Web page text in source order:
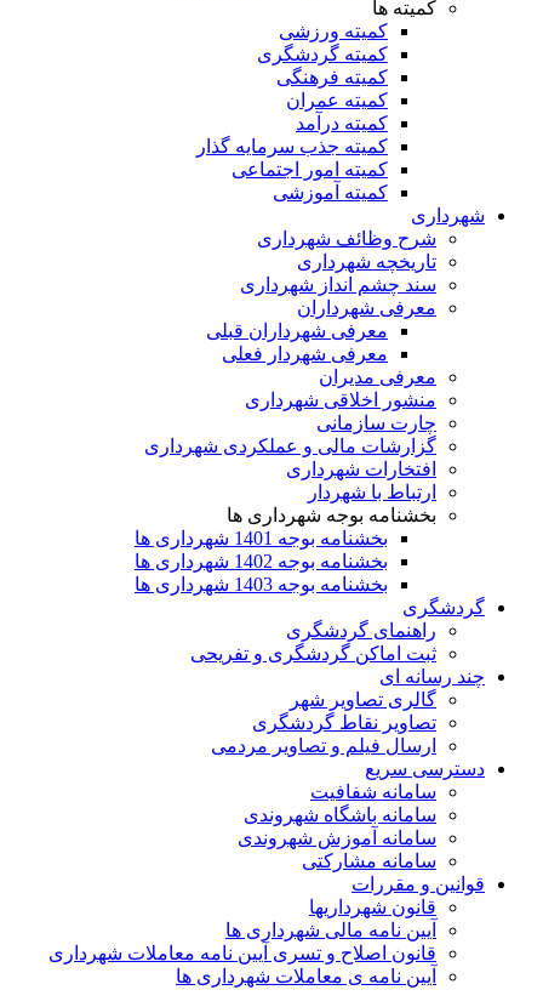
کمیته ها
کمیته ورزشی
کمیته گردشگری
کمیته فرهنگی
کمیته عمران
کمیته درآمد
کمیته جذب سرمایه گذار
کمیته امور اجتماعی
کمیته آموزشی
شهرداری
شرح وظائف شهرداری
تاریخچه شهرداری
سند چشم انداز شهرداری
معرفی شهرداران
معرفی شهرداران قبلی
معرفی شهردار فعلی
معرفی مدیران
منشور اخلاقی شهرداری
چارت سازمانی
گزارشات مالی و عملکردی شهرداری
افتخارات شهرداری
ارتباط با شهردار
بخشنامه بوجه شهرداری ها
بخشنامه بوجه 1401 شهرداری ها
بخشنامه بوجه 1402 شهرداری ها
بخشنامه بوجه 1403 شهرداری ها
گردشگری
راهنمای گردشگری
ثبت اماکن گردشگری و تفریحی
چند رسانه ای
گالری تصاویر شهر
تصاویر نقاط گردشگری
ارسال فیلم و تصاویر مردمی
دسترسی سریع
سامانه شفافیت
سامانه باشگاه شهروندی
سامانه آموزش شهروندی
سامانه مشارکتی
قوانین و مقررات
قانون شهرداریها
آیین نامه مالی شهرداری ها
قانون اصلاح و تسری آیین نامه معاملات شهرداری
آیین نامه ی معاملات شهرداری ها